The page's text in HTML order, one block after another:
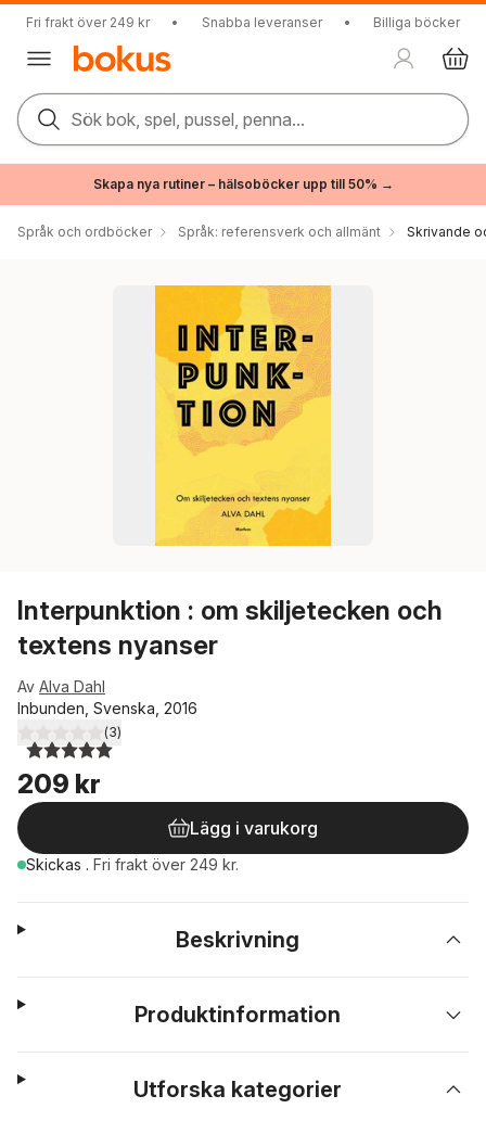
Fri frakt över 249 kr • Snabba leveranser • Billiga böcker
Sök bok, spel, pussel, penna...
Skapa nya rutiner – hälsoböcker upp till 50% →
Språk och ordböcker Språk: referensverk och allmänt Skrivande
Interpunktion : om skiljetecken och
textens nyanser
Av Alva Dahl
Inbunden, Svenska, 2016
5,0utav 5 stjärnor. Totalt antal röster:
(3)
209 kr
Lägg i varukorg
Skickas . Fri frakt över 249 kr.
Beskrivning
Produktinformation
Utforska kategorier